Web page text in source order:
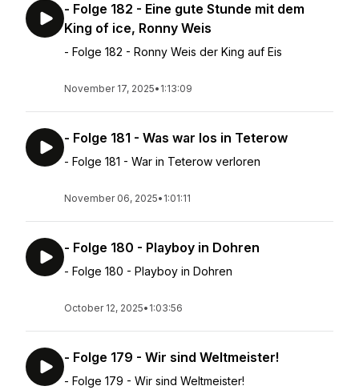
- Folge 182 - Eine gute Stunde mit dem
King of ice, Ronny Weis
- Folge 182 - Ronny Weis der King auf Eis
November 17, 2025• 1:13:09
- Folge 181 - Was war los in Teterow
- Folge 181 - War in Teterow verloren
November 06, 2025• 1:01:11
- Folge 180 - Playboy in Dohren
- Folge 180 - Playboy in Dohren
October 12, 2025• 1:03:56
- Folge 179 - Wir sind Weltmeister!
- Folge 179 - Wir sind Weltmeister!